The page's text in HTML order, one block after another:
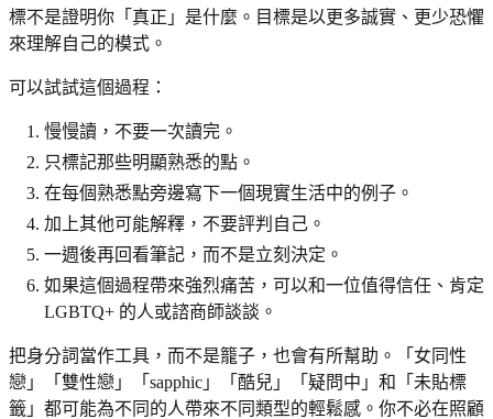
標不是證明你「真正」是什麼。目標是以更多誠實、更少恐懼
來理解自己的模式。
可以試試這個過程：
慢慢讀，不要一次讀完。
只標記那些明顯熟悉的點。
在每個熟悉點旁邊寫下一個現實生活中的例子。
加上其他可能解釋，不要評判自己。
一週後再回看筆記，而不是立刻決定。
如果這個過程帶來強烈痛苦，可以和一位值得信任、肯定
LGBTQ+ 的人或諮商師談談。
把身分詞當作工具，而不是籠子，也會有所幫助。「女同性
戀」「雙性戀」「sapphic」「酷兒」「疑問中」和「未貼標
籤」都可能為不同的人帶來不同類型的輕鬆感。你不必在照顧